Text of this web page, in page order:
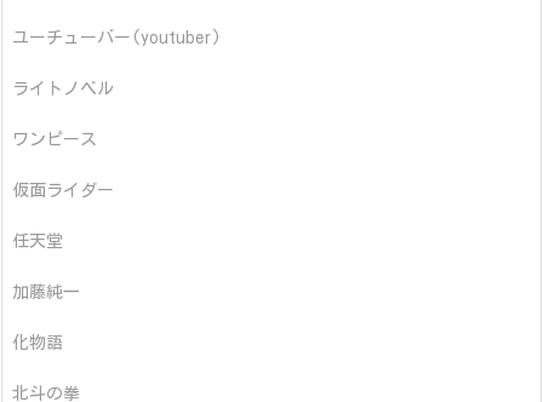
ユーチューバー(youtuber)
ライトノベル
ワンピース
仮面ライダー
任天堂
加藤純一
化物語
北斗の拳